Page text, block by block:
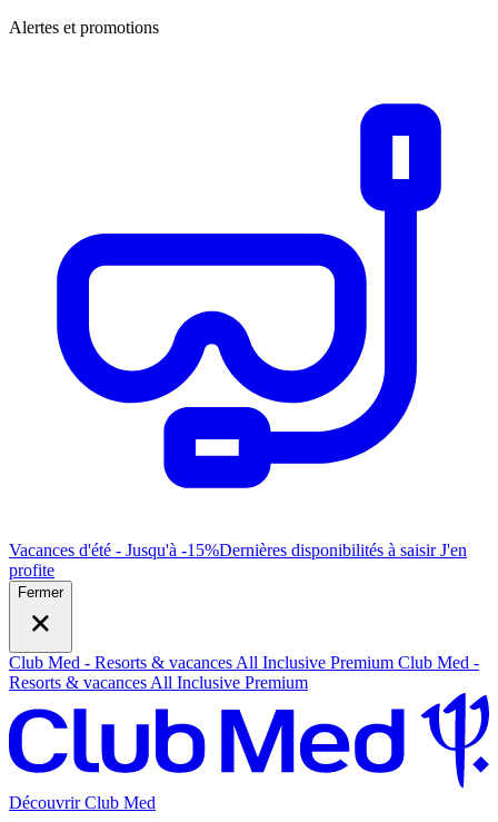
Alertes et promotions
Vacances d'été - Jusqu'à -15%Dernières disponibilités à saisirJ'en
profite
Fermer
Club Med - Resorts & vacances All Inclusive Premium Club Med -
Resorts & vacances All Inclusive Premium
Découvrir Club Med